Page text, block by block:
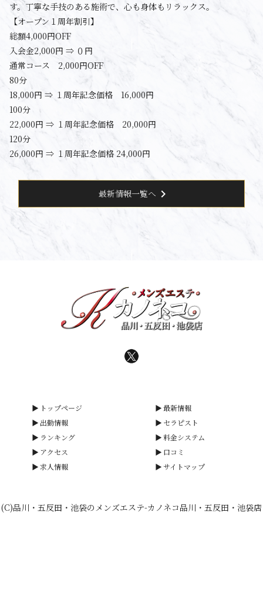
す。丁寧な手技のある施術で、心も身体もリラックス。
【オープン１周年割引】
総額4,000円OFF
入会金2,000円 ⇒ ０円
通常コース 2,000円OFF
80分
18,000円 ⇒ １周年記念価格 16,000円
100分
22,000円 ⇒ １周年記念価格 20,000円
120分
26,000円 ⇒ １周年記念価格 24,000円
最新情報一覧へ chevron_right
トップページ
最新情報
出勤情報
セラピスト
ランキング
料金システム
アクセス
口コミ
求人情報
サイトマップ
(C)品川・五反田・池袋のメンズエステ-カノネコ品川・五反田・池袋店